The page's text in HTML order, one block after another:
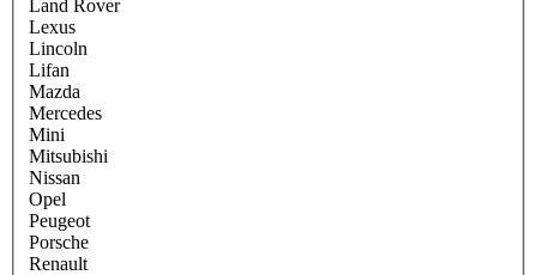
Land Rover
Lexus
Lincoln
Lifan
Mazda
Mercedes
Mini
Mitsubishi
Nissan
Opel
Peugeot
Porsche
Renault